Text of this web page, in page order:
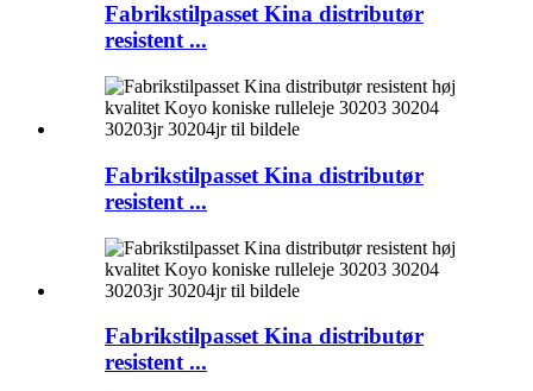
Fabrikstilpasset Kina distributør
resistent ...
Fabrikstilpasset Kina distributør
resistent ...
Fabrikstilpasset Kina distributør
resistent ...